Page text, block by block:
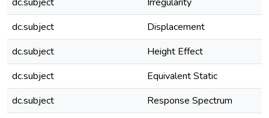
dc.subject
Displacement
dc.subject
Height Effect
dc.subject
Equivalent Static
dc.subject
Response Spectrum